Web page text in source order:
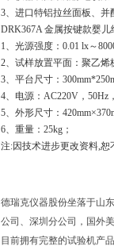
3、进口特铝拉丝面板、并
DRK367A 金属按键款婴
1、光源强度：0.01 lx～
2、试样放置平面：聚乙烯
3、平台尺寸：
4、电源：AC220V，50Hz
5、外形尺寸：
6、重量：25kg；
注:因技术进步更改资料,
德瑞克仪器股份坐落于山
公司、深圳分公司，国外
目前拥有完整的试验机产